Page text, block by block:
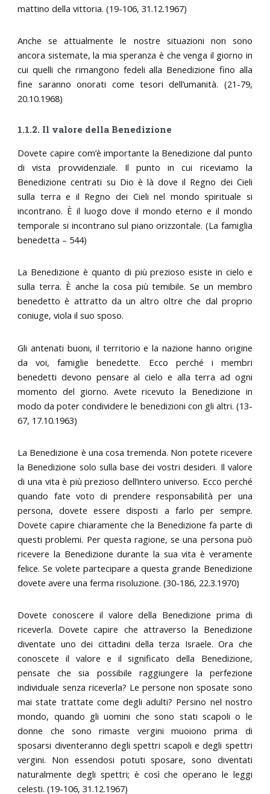
mattino della vittoria. (19-106, 31.12.1967)
Anche se attualmente le nostre situazioni non sono
ancora sistemate, la mia speranza è che venga il giorno in
cui quelli che rimangono fedeli alla Benedizione fino alla
fine saranno onorati come tesori dell’umanità. (21-79,
20.10.1968)
1.1.2. Il valore della Benedizione
Dovete capire com’è importante la Benedizione dal punto
di vista provvidenziale. Il punto in cui riceviamo la
Benedizione centrati su Dio è là dove il Regno dei Cieli
sulla terra e il Regno dei Cieli nel mondo spirituale si
incontrano. È il luogo dove il mondo eterno e il mondo
temporale si incontrano sul piano orizzontale. (La famiglia
benedetta – 544)
La Benedizione è quanto di più prezioso esiste in cielo e
sulla terra. È anche la cosa più temibile. Se un membro
benedetto è attratto da un altro oltre che dal proprio
coniuge, viola il suo sposo.
Gli antenati buoni, il territorio e la nazione hanno origine
da voi, famiglie benedette. Ecco perché i membri
benedetti devono pensare al cielo e alla terra ad ogni
momento del giorno. Avete ricevuto la Benedizione in
modo da poter condividere le benedizioni con gli altri. (13-
67, 17.10.1963)
La Benedizione è una cosa tremenda. Non potete ricevere
la Benedizione solo sulla base dei vostri desideri. Il valore
di una vita è più prezioso dell’intero universo. Ecco perché
quando fate voto di prendere responsabilità per una
persona, dovete essere disposti a farlo per sempre.
Dovete capire chiaramente che la Benedizione fa parte di
questi problemi. Per questa ragione, se una persona può
ricevere la Benedizione durante la sua vita è veramente
felice. Se volete partecipare a questa grande Benedizione
dovete avere una ferma risoluzione. (30-186, 22.3.1970)
Dovete conoscere il valore della Benedizione prima di
riceverla. Dovete capire che attraverso la Benedizione
diventate uno dei cittadini della terza Israele. Ora che
conoscete il valore e il significato della Benedizione,
pensate che sia possibile raggiungere la perfezione
individuale senza riceverla? Le persone non sposate sono
mai state trattate come degli adulti? Persino nel nostro
mondo, quando gli uomini che sono stati scapoli o le
donne che sono rimaste vergini muoiono prima di
sposarsi diventeranno degli spettri scapoli e degli spettri
vergini. Non essendosi potuti sposare, sono diventati
naturalmente degli spettri; è così che operano le leggi
celesti. (19-106, 31.12.1967)